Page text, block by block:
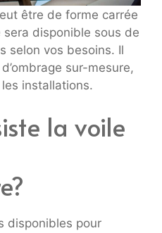
être de forme carrée
disponible sous de
selon vos besoins. Il
sur-mesure,
installations.
la voile
disponibles pour